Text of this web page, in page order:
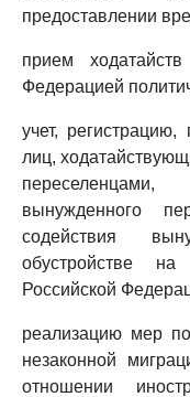
предоставлении
прием
Федерацией
учет,
лиц,
вынужденного
содействия
обустройстве
Российской
реализацию мер
незаконной
отношении